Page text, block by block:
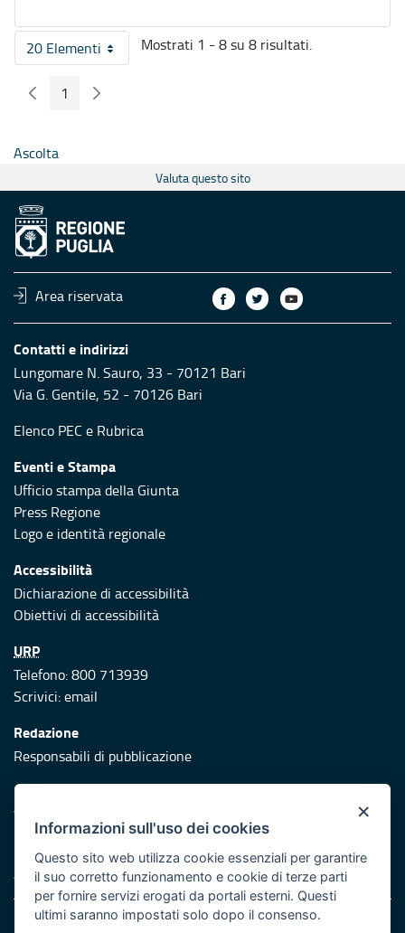
20 ElementiPer pagina
Mostrati 1 - 8 su 8 risultati.
Pagina Precedente
Pagina
1 Pagina Seguente
Ascolta
Valuta questo sito
Area riservata
Contatti e indirizzi
Lungomare N. Sauro, 33 - 70121 Bari
Via G. Gentile, 52 - 70126 Bari
Elenco PEC e Rubrica
Eventi e Stampa
Ufficio stampa della Giunta
Press Regione
Logo e identità regionale
Accessibilità
Dichiarazione di accessibilità
Obiettivi di accessibilità
URP
Telefono: 800 713939
Scrivici:email
Redazione
Responsabili di pubblicazione
Protezione civile
Vai al sito di Protezione Civile Puglia
Iniziativa finanziata con risorse del POR Puglia 2014/2020 -
Asse XI
Note legali
×
Informazioni sull'uso dei cookies
Questo sito web utilizza cookie essenziali per garantire
il suo corretto funzionamento e cookie di terze parti
per fornire servizi erogati da portali esterni. Questi
ultimi saranno impostati solo dopo il consenso.